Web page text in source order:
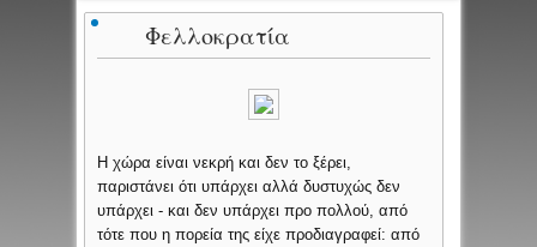
Φελλοκρατία
Η χώρα είναι νεκρή και δεν το ξέρει,
παριστάνει ότι υπάρχει αλλά δυστυχώς δεν
υπάρχει - και δεν υπάρχει προ πολλού, από
τότε που η πορεία της είχε προδιαγραφεί: από